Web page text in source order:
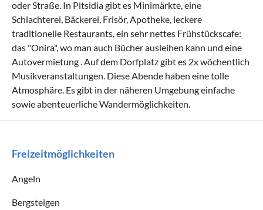
oder Straße. In Pitsidia gibt es Minimärkte, eine
Schlachterei, Bäckerei, Frisör, Apotheke, leckere
traditionelle Restaurants, ein sehr nettes Frühstückscafe:
das "Onira", wo man auch Bücher ausleihen kann und eine
Autovermietung . Auf dem Dorfplatz gibt es 2x wöchentlich
Musikveranstaltungen. Diese Abende haben eine tolle
Atmosphäre. Es gibt in der näheren Umgebung einfache
sowie abenteuerliche Wandermöglichkeiten.
Freizeitmöglichkeiten
Angeln
Bergsteigen